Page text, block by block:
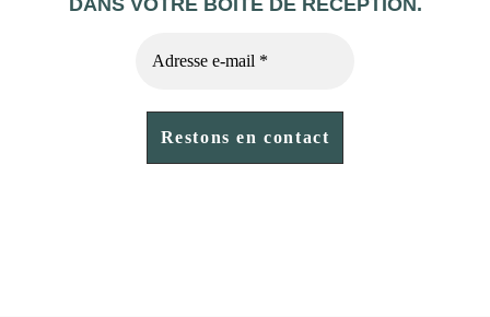
DANS VOTRE BOÎTE DE RÉCEPTION.